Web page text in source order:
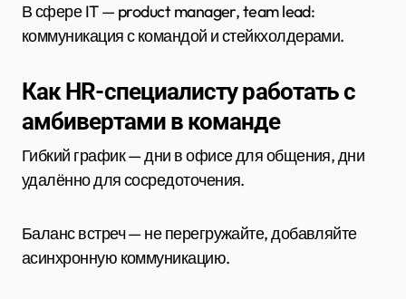
В сфере IT — product manager, team lead:
коммуникация с командой и стейкхолдерами.
Как HR-специалисту работать с
амбивертами в команде
Гибкий график — дни в офисе для общения, дни
удалённо для сосредоточения.
Баланс встреч — не перегружайте, добавляйте
асинхронную коммуникацию.